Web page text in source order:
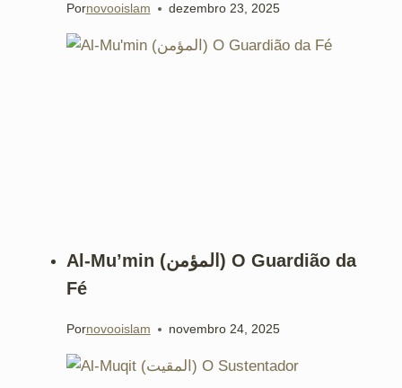
Pornovooislam dezembro 23, 2025
Al-Mu’min (المؤمن) O Guardião da
Fé
Pornovooislam novembro 24, 2025